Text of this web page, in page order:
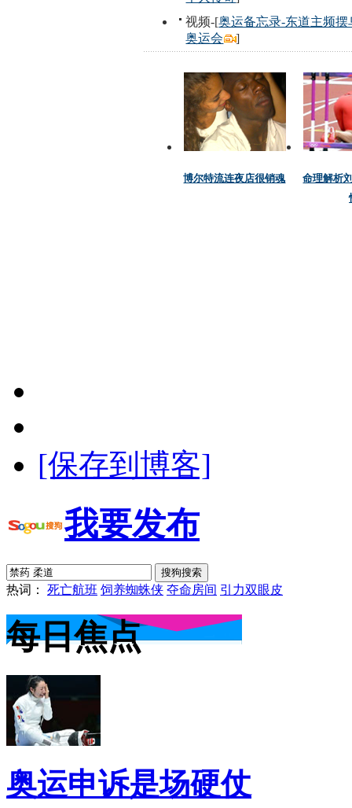
视频-[奥运备忘录-东道主频
奥运会
]
博尔特流连夜店很销魂
命理解析
[保存到博客]
我要发布
热词： 死亡航班 饲养蜘蛛侠 夺命房间 引力双眼皮
每日焦点
奥运申诉是场硬仗